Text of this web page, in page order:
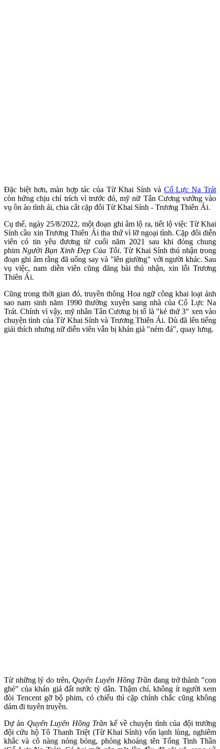
Đặc biệt hơn, màn hợp tác của Từ Khai Sính và Cổ Lực Na Trát
còn hứng chịu chỉ trích vì trước đó, mỹ nữ Tân Cương vướng vào
vụ ồn ào tình ái, chia cắt cặp đôi Từ Khai Sính - Trương Thiên Ái.
Cụ thể, ngày 25/8/2022, một đoạn ghi âm lộ ra, tiết lộ việc Từ Khai
Sính cầu xin Trương Thiên Ái tha thứ vì lỡ ngoại tình. Cặp đôi diễn
viên có tin yêu đương từ cuối năm 2021 sau khi đóng chung
phim Người Bạn Xinh Đẹp Của Tôi. Từ Khai Sính thú nhận trong
đoạn ghi âm rằng đã uống say và "lên giường" với người khác. Sau
vụ việc, nam diễn viên cũng đăng bài thú nhận, xin lỗi Trương
Thiên Ái.
Cũng trong thời gian đó, truyền thông Hoa ngữ công khai loạt ảnh
sao nam sinh năm 1990 thường xuyên sang nhà của Cổ Lực Na
Trát. Chính vì vậy, mỹ nhân Tân Cương bị tố là "kẻ thứ 3" xen vào
chuyện tình của Từ Khai Sính và Trương Thiên Ái. Dù đã lên tiếng
giải thích nhưng nữ diễn viên vẫn bị khán giả "ném đá", quay lưng.
Từ những lý do trên, Quyến Luyến Hồng Trần đang trở thành "con
ghẻ" của khán giả đất nước tỷ dân. Thậm chí, không ít người xem
đòi Tencent gỡ bộ phim, có chiếu thì cặp chính chắc cũng không
dám đi tuyên truyền.
Dự án Quyến Luyến Hồng Trần kể về chuyện tình của đội trưởng
đội cứu hộ Tô Thanh Triệt (Từ Khai Sính) vốn lạnh lùng, nghiêm
khắc và cô nàng nóng bỏng, phóng khoáng tên Tống Tinh Thần